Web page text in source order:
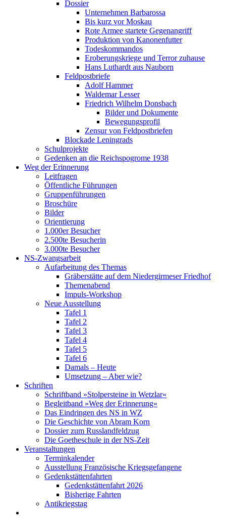
Dossier
Unternehmen Barbarossa
Bis kurz vor Moskau
Rote Armee startete Gegenangriff
Produktion von Kanonenfutter
Todeskommandos
Eroberungskriege und Terror zuhause
Hans Luthardt aus Nauborn
Feldpostbriefe
Adolf Hammer
Waldemar Lesser
Friedrich Wilhelm Donsbach
Bilder und Dokumente
Bewegungsprofil
Zensur von Feldpostbriefen
Blockade Leningrads
Schulprojekte
Gedenken an die Reichspogrome 1938
Weg der Erinnerung
Leitfragen
Öffentliche Führungen
Gruppenführungen
Broschüre
Bilder
Orientierung
1.000er Besucher
2.500te Besucherin
3.000te Besucher
NS-Zwangsarbeit
Aufarbeitung des Themas
Gräberstätte auf dem Niedergirmeser Friedhof
Themenabend
Impuls-Workshop
Neue Ausstellung
Tafel 1
Tafel 2
Tafel 3
Tafel 4
Tafel 5
Tafel 6
Damals – Heute
Umsetzung – Aber wie?
Schriften
Schriftband »Stolpersteine in Wetzlar«
Begleitband »Weg der Erinnerung«
Das Eindringen des NS in WZ
Die Geschichte von Abram Korn
Dossier zum Russlandfeldzug
Die Goetheschule in der NS-Zeit
Veranstaltungen
Terminkalender
Ausstellung Französische Kriegsgefangene
Gedenkstättenfahrten
Gedenkstättenfahrt 2026
Bisherige Fahrten
Antikriegstag